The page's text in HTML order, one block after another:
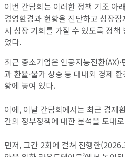
이번 간담회는 이러한 정책 기조 아
경영환경과 현황을 진단하고 성장
시 성장 기회를 가질 수 있도록 정책
었다.
최근 중소기업은 인공지능전환
과 환율·물가 상승 등 대내외 경제
황에 놓여 있다.
이에, 이날 간담회에서는 최근 경제
간의 정부정책에 대한 분석을 토대
먼저, 그간 2회에 걸쳐 진행한